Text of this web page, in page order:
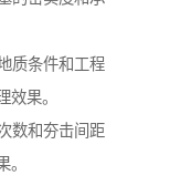
质条件和工程
果。
数和夯击间距